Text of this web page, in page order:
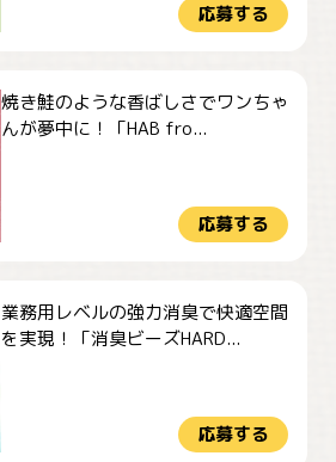
応募する
焼き鮭のような香ばしさでワンちゃ
んが夢中に！「HAB fro...
応募する
業務用レベルの強力消臭で快適空間
を実現！「消臭ビーズHARD...
応募する